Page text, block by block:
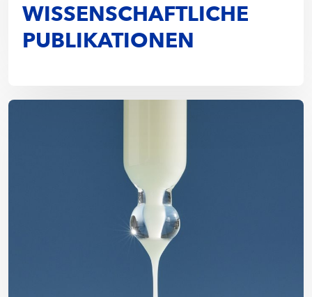
WISSENSCHAFTLICHE
PUBLIKATIONEN